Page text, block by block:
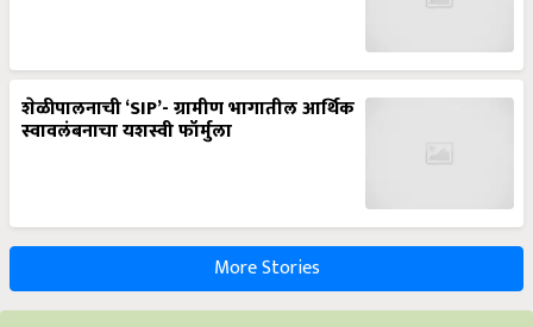
शेळीपालनाची ‘SIP’- ग्रामीण भागातील आर्थिक
स्वावलंबनाचा यशस्वी फॉर्मुला
More Stories